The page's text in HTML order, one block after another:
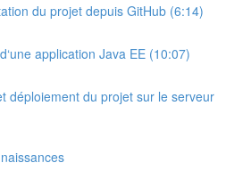
du projet depuis GitHub (6:14)
application Java EE (10:07)
déploiement du projet sur le serveur